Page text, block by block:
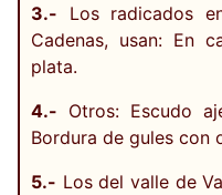
3.- Los radicados
Cadenas, usan: En
plata.
4.- Otros: Escudo
Bordura de gules con
5.- Los del valle de